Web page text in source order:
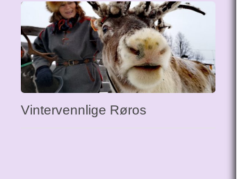
Vintervennlige Røros